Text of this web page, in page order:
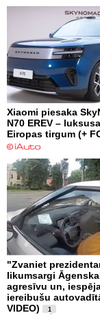
Xiaomi piesaka
N70 EREV –
Eiropas tirgum (+
"Zvaniet
likumsargi
agresīvu un,
iereibušu
VIDEO)
1